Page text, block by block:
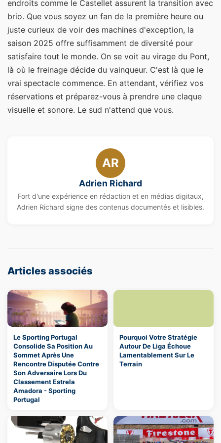
endroits comme le Castellet assurent la transition avec
brio. Que vous soyez un fan de la première heure ou
juste curieux de voir des machines d'exception, la
saison 2025 offre suffisamment de diversité pour
satisfaire tout le monde. On se voit au virage du Pont,
là où le freinage décide du vainqueur. C'est là que le
vrai spectacle commence. En attendant, vérifiez vos
réservations et préparez-vous à prendre une claque
visuelle et sonore. Le sud n'attend que vous.
AR
Adrien Richard
Fort d'une expérience en rédaction et en médias digitaux,
Adrien Richard signe des contenus documentés et lisibles.
Articles associés
Le Sporting Portugal
Consolide Sa Position Au
Sommet Après Une
Rencontre Disputée Contre
Son Adversaire Lors Du
Classement Estrela
Amadora - Sporting
Portugal
Pourquoi Votre Stratégie
Autour De Liga Échoue
Lamentablement Sur Le
Terrain